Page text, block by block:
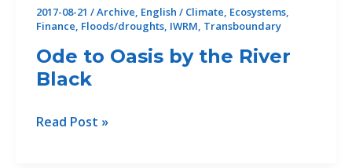
2017-08-21 /Archive English / Climate Ecosystems,
Finance Floods/droughts, IWRM Transboundary
Ode to Oasis by the River
Black
Ode
Read Post »